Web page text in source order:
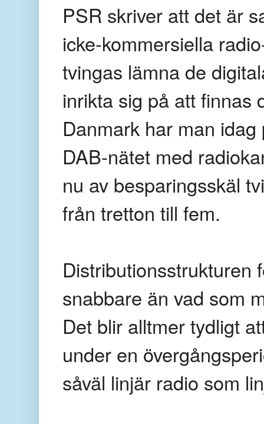
PSR skriver att det är
icke-kommersiella
tvingas lämna de
inrikta sig på att finnas
Danmark har man
DAB-nätet med
nu av besparingsskäl
från tretton till fem.
Distributionsstrukturen
snabbare än vad som
Det blir alltmer tydligt
under en
såväl linjär radio som